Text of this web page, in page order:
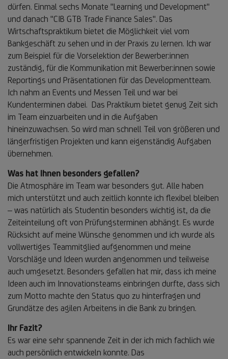
dürfen. Einmal sechs Monate "Learning und Development"
und danach "CIB GTB Trade Finance Sales". Das
Wirtschaftspraktikum bietet die Möglichkeit viel vom
Bankgeschäft zu sehen und in der Praxis zu lernen. Ich war
zum Beispiel für die Vorselektion der Bewerber:innen
zuständig, für die Kommunikation mit Bewerber:innen sowie
Reportings und Präsentationen für das Developmentteam.
Ich nahm an Events und Messen Teil und war bei
Kundenterminen dabei. Das Praktikum bietet genug Zeit sich
im Team einzuarbeiten und in die Aufgaben
hineinzuwachsen. So wird man schnell Teil von größeren und
längerfristigen Projekten und kann eigenständig Aufgaben
übernehmen.
Was hat Ihnen besonders gefallen?
Die Atmosphäre im Team war besonders gut. Alle haben
mich unterstützt und auch zeitlich konnte ich flexibel bleiben
– was natürlich als Studentin besonders wichtig ist, da die
Zeiteinteilung oft von Prüfungsterminen abhängt. Es wurde
Rücksicht auf meine Wünsche genommen und ich wurde als
vollwertiges Teammitglied aufgenommen und meine
Vorschläge und Ideen wurden angenommen und teilweise
auch umgesetzt. Besonders gefallen hat mir, dass ich meine
Ideen auch im Innovationsteams einbringen durfte, dass sich
zum Motto machte den Status quo zu hinterfragen und
Grundätze des agilen Arbeitens in die Bank zu bringen.
Ihr Fazit?
Es war eine sehr spannende Zeit in der ich mich fachlich wie
auch persönlich entwickeln konnte. Das